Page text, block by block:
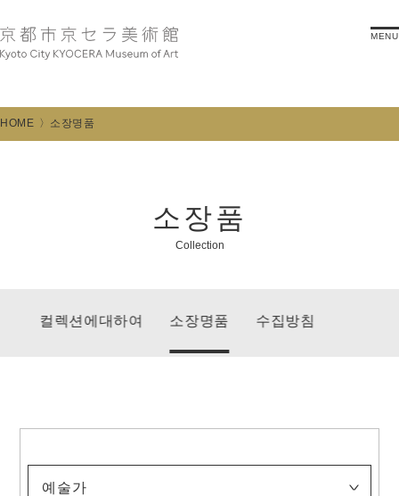
MENU
HOME 소장명품
소장품
Collection
컬렉션에대하여 소장명품 수집방침
예술가